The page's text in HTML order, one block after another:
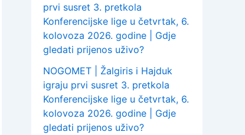
prvi susret 3. pretkola
Konferencijske lige u četvrtak, 6.
kolovoza 2026. godine | Gdje
gledati prijenos uživo?
NOGOMET | Žalgiris i Hajduk
igraju prvi susret 3. pretkola
Konferencijske lige u četvrtak, 6.
kolovoza 2026. godine | Gdje
gledati prijenos uživo?